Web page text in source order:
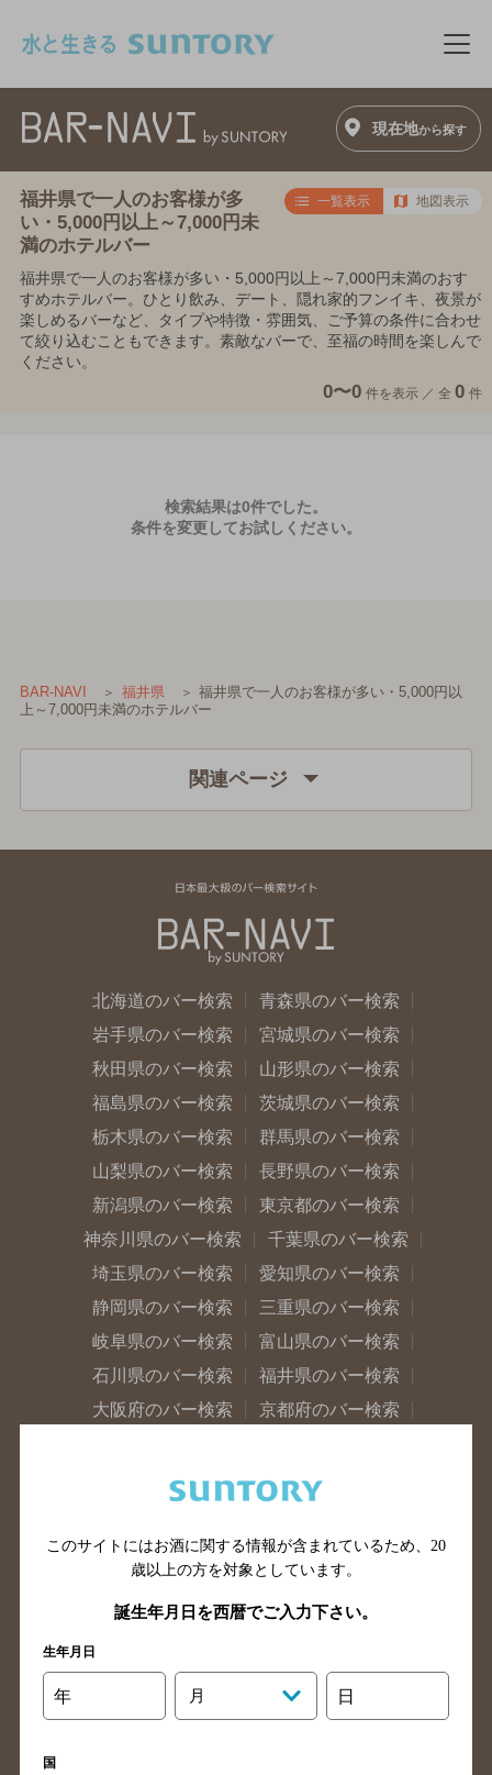
メ
現在地から探す
福井県で一人のお客様が多
い・5,000円以上～7,000円未
満のホテルバー
一覧表示 地図表示
福井県で一人のお客様が多い・5,000円以上～7,000円未満のおす
すめホテルバー。ひとり飲み、デート、隠れ家的フンイキ、夜景が
楽しめるバーなど、タイプや特徴・雰囲気、ご予算の条件に合わせ
て絞り込むこともできます。素敵なバーで、至福の時間を楽しんで
ください。
0〜0 件を表示 ／ 全 0 件
検索結果は0件でした。
条件を変更してお試しください。
BAR-NAVI 福井県
福井県で一人のお客様が多い・5,000円以
上～7,000円未満のホテルバー
関連ページ
北海道のバー検索
青森県のバー検索
岩手県のバー検索
宮城県のバー検索
秋田県のバー検索
山形県のバー検索
福島県のバー検索
茨城県のバー検索
栃木県のバー検索
群馬県のバー検索
山梨県のバー検索
長野県のバー検索
新潟県のバー検索
東京都のバー検索
神奈川県のバー検索
千葉県のバー検索
埼玉県のバー検索
愛知県のバー検索
静岡県のバー検索
三重県のバー検索
岐阜県のバー検索
富山県のバー検索
石川県のバー検索
福井県のバー検索
大阪府のバー検索
京都府のバー検索
滋賀県のバー検索
和歌山県のバー検索
山口県のバー検索
鳥取県のバー検索
島根県のバー検索
徳島県のバー検索
香川県のバー検索
愛媛県のバー検索
高知県のバー検索
長崎県のバー検索
佐賀県のバー検索
大分県のバー検索
熊本県のバー検索
このサイトにはお酒に関する情報が含まれているため、 20
歳以上の方を対象としています。
誕生年月日を西暦でご入力下さい。
生年月日
年 月 日
国